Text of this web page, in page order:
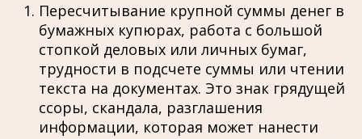
Пересчитывание крупной суммы денег в
бумажных купюрах, работа с большой
стопкой деловых или личных бумаг,
трудности в подсчете суммы или чтении
текста на документах. Это знак грядущей
ссоры, скандала, разглашения
информации, которая может нанести